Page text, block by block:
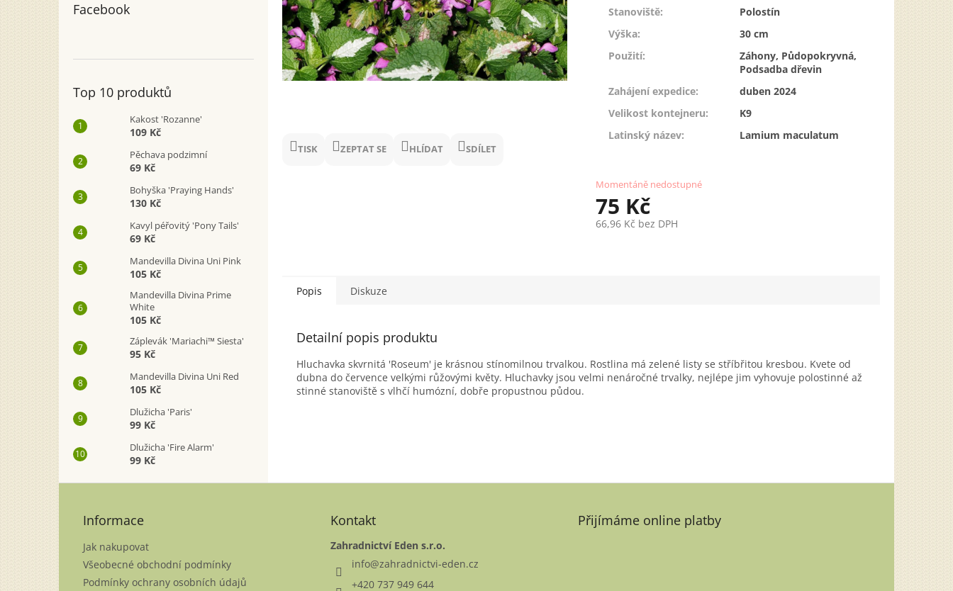
Facebook
Top 10 produktů
Kakost 'Rozanne'
109 Kč
Pěchava podzimní
69 Kč
Bohyška 'Praying Hands'
130 Kč
Kavyl péřovitý 'Pony Tails'
69 Kč
Mandevilla Divina Uni Pink
105 Kč
Mandevilla Divina Prime
White
105 Kč
Záplevák 'Mariachi™ Siesta'
95 Kč
Mandevilla Divina Uni Red
105 Kč
Dlužicha 'Paris'
99 Kč
Dlužicha 'Fire Alarm'
99 Kč
TISK ZEPTAT SE HLÍDAT SDÍLET
Stanoviště:
Polostín
Výška:
30 cm
Použití:
Záhony, Půdopokryvná,
Podsadba dřevin
Zahájení expedice:
duben 2024
Velikost kontejneru:
K9
Latinský název: Lamium maculatum
75 Kč
66,96 Kč bez DPH
Momentáně nedostupné
Popis Diskuze
Detailní popis produktu
Hluchavka skvrnitá 'Roseum' je krásnou stínomilnou trvalkou. Rostlina má zelené listy se stříbřitou kresbou. Kvete od
dubna do července velkými růžovými květy. Hluchavky jsou velmi nenáročné trvalky, nejlépe jim vyhovuje polostinné až
stinné stanoviště s vlhčí humózní, dobře propustnou půdou.
Informace
Jak nakupovat
Všeobecné obchodní podmínky
Podmínky ochrany osobních údajů
Kontakt
Zahradnictví Eden s.r.o.
info@zahradnictvi-eden.cz
+420 737 949 644
Přijímáme online platby